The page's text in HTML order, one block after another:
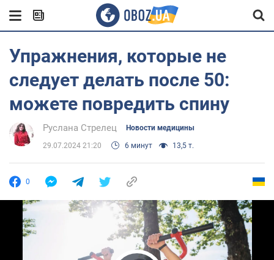
Упражнения, которые не
следует делать после 50:
можете повредить спину
Руслана Стрелец Новости медицины
29.07.2024 21:20 6 минут 13,5 т.
0